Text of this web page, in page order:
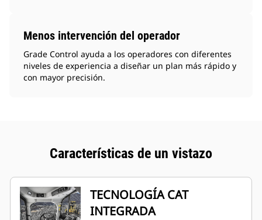
Menos intervención del operador
Grade Control ayuda a los operadores con diferentes
niveles de experiencia a diseñar un plan más rápido y
con mayor precisión.
Características de un vistazo
TECNOLOGÍA CAT
INTEGRADA